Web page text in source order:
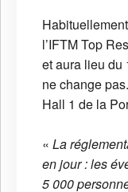
l’IFTM Top
et aura lieu du
ne change
Hall 1 de la
« La
en jour : les
5 000